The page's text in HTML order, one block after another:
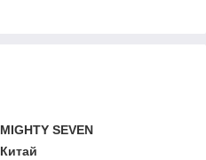
MIGHTY SEVEN
Китай